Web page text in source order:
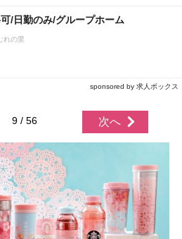
/日勤のみ/グループホーム
れの里
sponsored by 求人ボックス
9 / 56 次へ